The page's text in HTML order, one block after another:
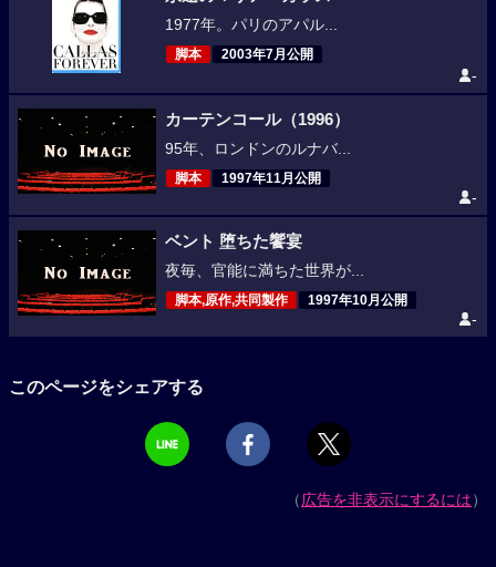
1977年。パリのアパル...
脚本 2003年7月公開
-
カーテンコール（1996）
95年、ロンドンのルナバ...
脚本 1997年11月公開
-
ベント 堕ちた饗宴
夜毎、官能に満ちた世界が...
脚本,原作,共同製作 1997年10月公開
-
このページをシェアする
（広告を非表示にするには）